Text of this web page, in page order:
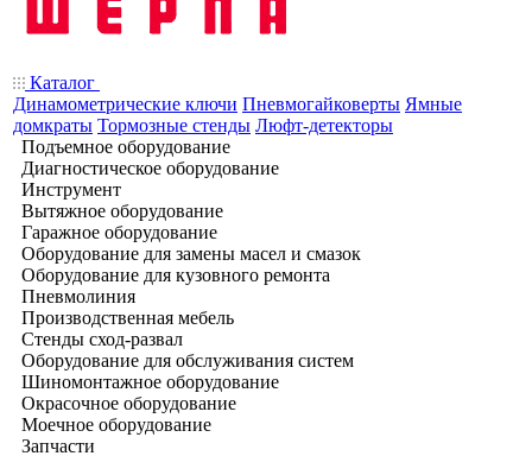
Каталог
Динамометрические ключи Пневмогайковерты Ямные
домкраты Тормозные стенды Люфт-детекторы
Подъемное оборудование
Диагностическое оборудование
Инструмент
Вытяжное оборудование
Гаражное оборудование
Оборудование для замены масел и смазок
Оборудование для кузовного ремонта
Пневмолиния
Производственная мебель
Стенды сход-развал
Оборудование для обслуживания систем
Шиномонтажное оборудование
Окрасочное оборудование
Моечное оборудование
Запчасти